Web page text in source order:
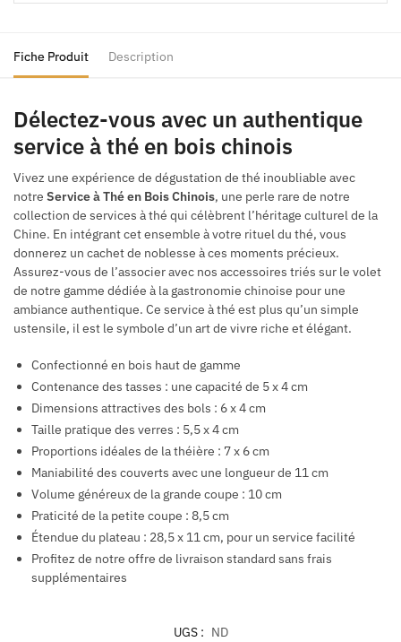
Fiche Produit Description
Délectez-vous avec un authentique
service à thé en bois chinois
Vivez une expérience de dégustation de thé inoubliable avec
notre Service à Thé en Bois Chinois, une perle rare de notre
collection de services à thé qui célèbrent l’héritage culturel de la
Chine. En intégrant cet ensemble à votre rituel du thé, vous
donnerez un cachet de noblesse à ces moments précieux.
Assurez-vous de l’associer avec nos accessoires triés sur le volet
de notre gamme dédiée à la gastronomie chinoise pour une
ambiance authentique. Ce service à thé est plus qu’un simple
ustensile, il est le symbole d’un art de vivre riche et élégant.
Confectionné en bois haut de gamme
Contenance des tasses : une capacité de 5 x 4 cm
Dimensions attractives des bols : 6 x 4 cm
Taille pratique des verres : 5,5 x 4 cm
Proportions idéales de la théière : 7 x 6 cm
Maniabilité des couverts avec une longueur de 11 cm
Volume généreux de la grande coupe : 10 cm
Praticité de la petite coupe : 8,5 cm
Étendue du plateau : 28,5 x 11 cm, pour un service facilité
Profitez de notre offre de livraison standard sans frais
supplémentaires
UGS : ND